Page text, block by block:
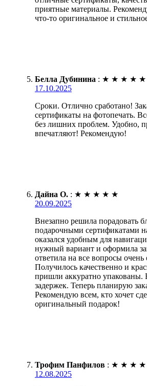
приятные материалы.
что-то оригинальное и
Белла Дубинина : ★ ★ ★ ★ ★
17.10.2025
Сроки. Отлично сработано!
сертификаты на фотопечать.
без лишних проблем. Удобно,
впечатляют! Рекомендую!
Дайна О. : ★ ★ ★ ★ ★
20.09.2025
Внезапно решила порадовать
подарочными сертификатами
оказался удобным для
нужный вариант и оформила
ответила на все вопросы очень
Получилось качественно и
пришли аккуратно упакованы.
задержек. Теперь планирую
Рекомендую всем, кто хочет
оригинальный подарок!
Трофим Панфилов : ★ ★ ★ ★
12.08.2025